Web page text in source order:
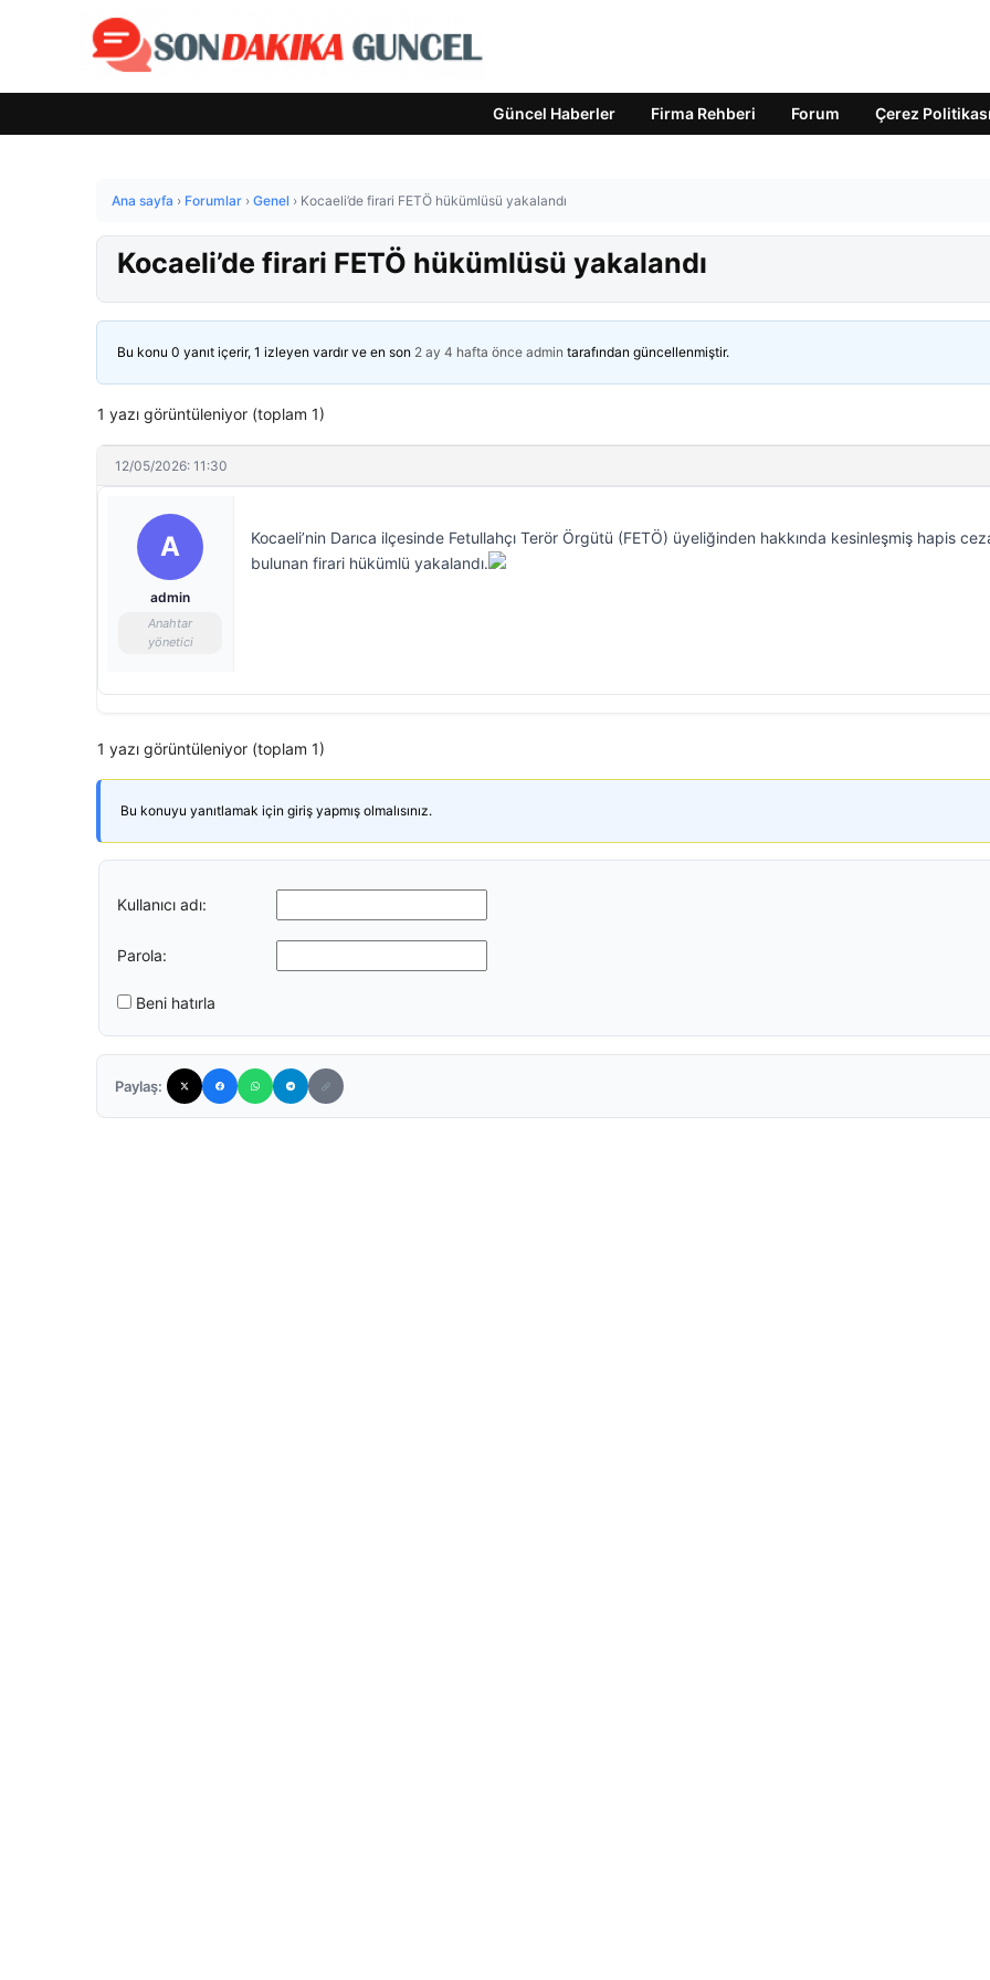
Güncel Haberler Firma Rehberi Forum Çerez Politikası
Ana sayfa › Forumlar › Genel › Kocaeli’de firari FETÖ hükümlüsü yakalandı
Kocaeli’de firari FETÖ hükümlüsü yakalandı
Bu konu 0 yanıt içerir, 1 izleyen vardır ve en son 2 ay 4 hafta önce admin tarafından güncellenmiştir.
1 yazı görüntüleniyor (toplam 1)
12/05/2026: 11:30
A
admin
Anahtar
yönetici
Kocaeli’nin Darıca ilçesinde Fetullahçı Terör Örgütü (FETÖ) üyeliğinden hakkında kesinleşmiş hapis
bulunan firari hükümlü yakalandı.
1 yazı görüntüleniyor (toplam 1)
Bu konuyu yanıtlamak için giriş yapmış olmalısınız.
Kullanıcı adı:
Parola:
Beni hatırla
Paylaş: